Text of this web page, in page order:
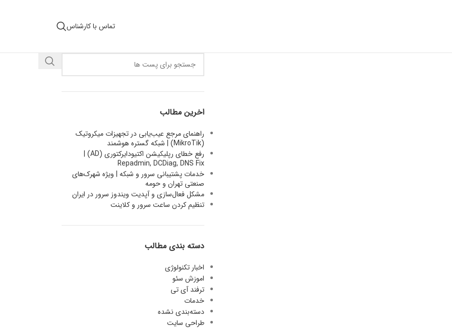
تماس با کارشناس
اخرین مطالب
راهنمای مرجع عیب‌یابی در تجهیزات میکروتیک
(MikroTik) | شبکه گستره هوشمند
رفع خطای رپلیکیشن اکتیودایرکتوری (AD) |
Repadmin, DCDiag, DNS Fix
خدمات پشتیبانی سرور و شبکه | ویژه شهرک‌های
صنعتی تهران و حومه
مشکل فعال‌سازی و آپدیت ویندوز سرور در ایران
تنظیم کردن ساعت سرور و کلاینت
دسته بندی مطالب
اخبار تکنولوژی
اموزش سئو
ترفند آی تی
خدمات
دسته‌بندی نشده
طراحی سایت